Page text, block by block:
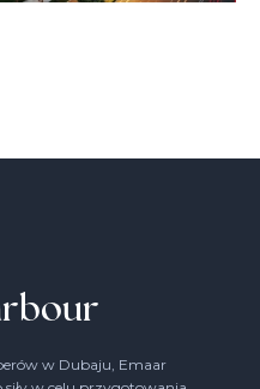
w Dubaju, Emaar